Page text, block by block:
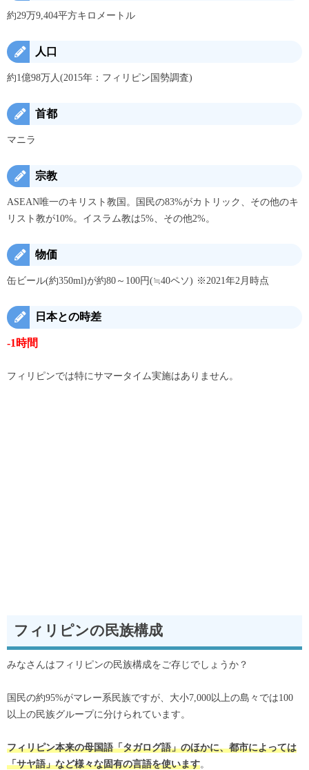
約29万9,404平方キロメートル
人口
約1億98万人(2015年：フィリピン国勢調査)
首都
マニラ
宗教
ASEAN唯一のキリスト教国。国民の83%がカトリック、その他のキ
リスト教が10%。イスラム教は5%、その他2%。
物価
缶ビール(約350ml)が約80～100円(≒40ペソ) ※2021年2月時点
日本との時差
-1時間
フィリピンでは特にサマータイム実施はありません。
フィリピンの民族構成
みなさんはフィリピンの民族構成をご存じでしょうか？
国民の約95%がマレー系民族ですが、大小7,000以上の島々では100
以上の民族グループに分けられています。
フィリピン本来の母国語「タガログ語」のほかに、都市によっては
「サヤ語」など様々な固有の言語を使います。